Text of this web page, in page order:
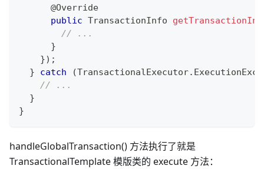
@Override
public TransactionInfo
// ...
}
}) ;
}
catch (TransactionalExecutor.
// ...
}
}
handleGlobalTransaction() 方法执行了就是
TransactionalTemplate 模版类的 execute 方法：